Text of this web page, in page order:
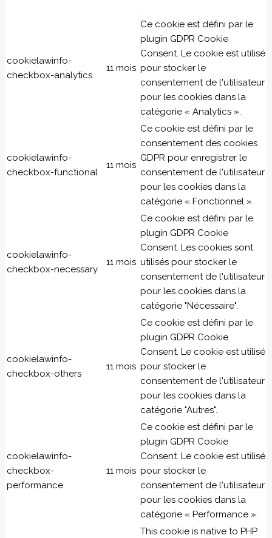
cookielawinfo-
checkbox-analytics
11 mois
Ce cookie est défini par le
plugin GDPR Cookie
Consent. Le cookie est utilisé
pour stocker le
consentement de l'utilisateur
pour les cookies dans la
catégorie « Analytics ».
cookielawinfo-
checkbox-functional
11 mois
Ce cookie est défini par le
consentement des cookies
GDPR pour enregistrer le
consentement de l'utilisateur
pour les cookies dans la
catégorie « Fonctionnel ».
cookielawinfo-
checkbox-necessary
11 mois
Ce cookie est défini par le
plugin GDPR Cookie
Consent. Les cookies sont
utilisés pour stocker le
consentement de l'utilisateur
pour les cookies dans la
catégorie "Nécessaire".
cookielawinfo-
checkbox-others
11 mois
Ce cookie est défini par le
plugin GDPR Cookie
Consent. Le cookie est utilisé
pour stocker le
consentement de l'utilisateur
pour les cookies dans la
catégorie "Autres".
cookielawinfo-
checkbox-
performance
11 mois
Ce cookie est défini par le
plugin GDPR Cookie
Consent. Le cookie est utilisé
pour stocker le
consentement de l'utilisateur
pour les cookies dans la
catégorie « Performance ».
This cookie is native to PHP